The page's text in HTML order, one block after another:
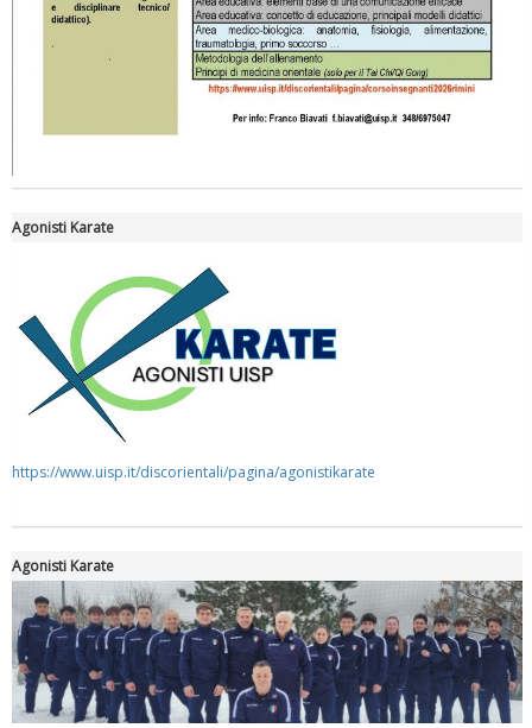
Tiziano Pesce nel Cda di Fondazione Terzjus: prima riunione a
Agonisti Karate
https://www.uisp.it/discorientali/pagina/agonistikarate
Agonisti Karate